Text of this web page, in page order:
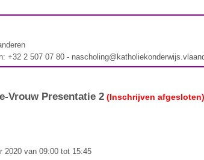
+32 2 507 07 80 -
Vrouw Presentatie 2 (Inschrijven afgesloten)
2020 van 09:00 tot 15:45